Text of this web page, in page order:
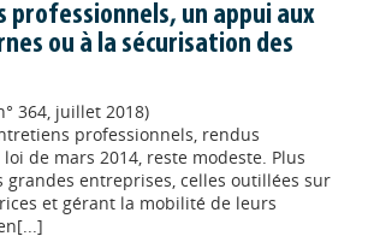
professionnels, un appui aux
ou à la sécurisation des
364, juillet 2018)
professionnels, rendus
de mars 2014, reste modeste. Plus
grandes entreprises, celles outillées sur
et gérant la mobilité de leurs